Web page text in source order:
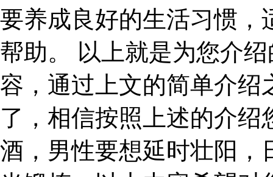
要养成良好的生活习惯，
帮助。 以上就是为您介
容，通过上文的简单介绍
了，相信按照上述的介
酒，男性要想延时壮阳，